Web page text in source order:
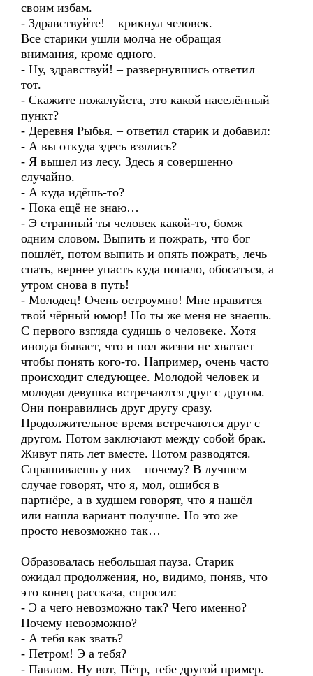
своим избам.
- Здравствуйте! – крикнул человек.
Все старики ушли молча не обращая
внимания, кроме одного.
- Ну, здравствуй! – развернувшись ответил
тот.
- Скажите пожалуйста, это какой населённый
пункт?
- Деревня Рыбья. – ответил старик и добавил:
- А вы откуда здесь взялись?
- Я вышел из лесу. Здесь я совершенно
случайно.
- А куда идёшь-то?
- Пока ещё не знаю…
- Э странный ты человек какой-то, бомж
одним словом. Выпить и пожрать, что бог
пошлёт, потом выпить и опять пожрать, лечь
спать, вернее упасть куда попало, обосаться, а
утром снова в путь!
- Молодец! Очень остроумно! Мне нравится
твой чёрный юмор! Но ты же меня не знаешь.
С первого взгляда судишь о человеке. Хотя
иногда бывает, что и пол жизни не хватает
чтобы понять кого-то. Например, очень часто
происходит следующее. Молодой человек и
молодая девушка встречаются друг с другом.
Они понравились друг другу сразу.
Продолжительное время встречаются друг с
другом. Потом заключают между собой брак.
Живут пять лет вместе. Потом разводятся.
Спрашиваешь у них – почему? В лучшем
случае говорят, что я, мол, ошибся в
партнёре, а в худшем говорят, что я нашёл
или нашла вариант получше. Но это же
просто невозможно так…
Образовалась небольшая пауза. Старик
ожидал продолжения, но, видимо, поняв, что
это конец рассказа, спросил:
- Э а чего невозможно так? Чего именно?
Почему невозможно?
- А тебя как звать?
- Петром! Э а тебя?
- Павлом. Ну вот, Пётр, тебе другой пример.